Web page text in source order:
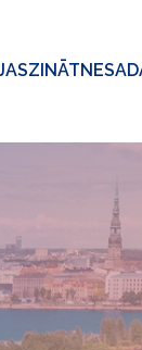
ZINĀTNE